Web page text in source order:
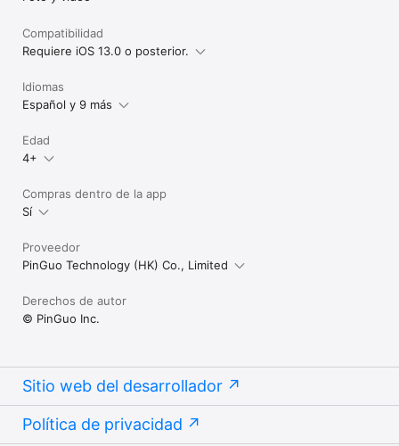
Compatibilidad
Requiere iOS 13.0 o posterior.
Idiomas
Español y 9 más
Edad
4+
Compras dentro de la app
Sí
Proveedor
PinGuo Technology (HK) Co., Limited
Derechos de autor
© PinGuo Inc.
Sitio web del desarrollador
Política de privacidad